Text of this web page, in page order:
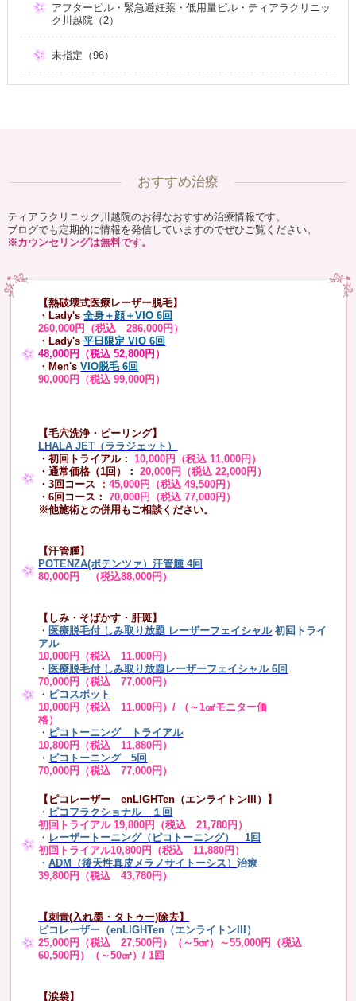
アフターピル・緊急避妊薬・低用量ピル・ティアラクリニッ
ク川越院（2）
未指定（96）
おすすめ治療
ティアラクリニック川越院のお得なおすすめ治療情報です。
ブログでも定期的に情報を発信していますのでぜひご覧ください。
※カウンセリングは無料です。
【熱破壊式医療レーザー脱毛】
・Lady's 全身＋顔＋VIO 6回
260,000円（税込 286,000円）
・Lady's平日限定 VIO 6回
48,000円（税込 52,800円）
・Men's VIO脱毛 6回
90,000円（税込 99,000円）
【毛穴洗浄・ピーリング】
LHALA JET（ララジェット）
・初回トライアル： 10,000円（税込 11,000円）
・通常価格（1回）：
20,000円（税込 22,000円）
・3回コース ：45,000円（税込 49,500円）
・6回コース：
70,000円（税込 77,000円）
※他施術との併用もご相談ください。
【汗管腫】
POTENZA(ポテンツァ）汗管腫 4回
80,000円 （税込88,000円）
【しみ・そばかす・肝斑】
・ 医療脱毛付 しみ取り放題 レーザーフェイシャル 初回トライ
アル
10,000円（税込 11,000円）
・ 医療脱毛付 しみ取り放題レーザーフェイシャル 6回
70,000円（税込 77,000円）
・ ピコスポット
10,000円（税込 11,000円）/ （～1㎠モニター価
格）
・ ピコトーニング トライアル
10,800円（税込 11,880円）
・ ピコトーニング 5回
70,000円（税込 77,000円）
【ピコレーザー enLIGHTen（エンライトンIII）】
・ ピコフラクショナル １回
初回トライアル 19,800円（税込 21,780円）
・ レーザートーニング（ピコトーニング） 1回
初回トライアル10,800円（税込 11,880円）
・ADM（後天性真皮メラノサイトーシス）治療
39,800円（税込 43,780円）
【刺青(入れ墨・タトゥー)除去】
ピコレーザー（enLIGHTen（エンライトンIII）
25,000円（税込 27,500円）（～5㎠）～55,000円（税込
60,500円）（～50㎠）/ 1回
【涙袋】